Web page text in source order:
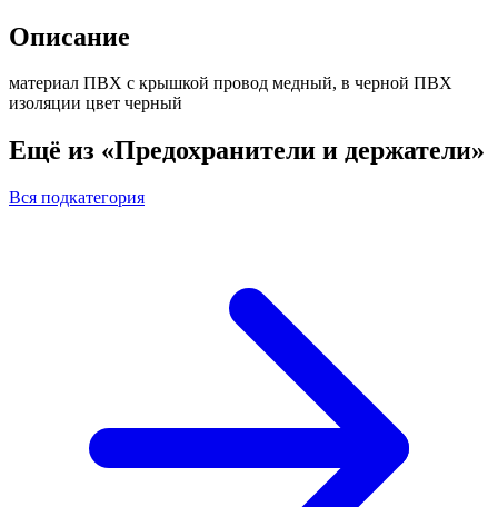
Описание
материал ПВХ с крышкой провод медный, в черной ПВХ
изоляции цвет черный
Ещё из «Предохранители и держатели»
Вся подкатегория